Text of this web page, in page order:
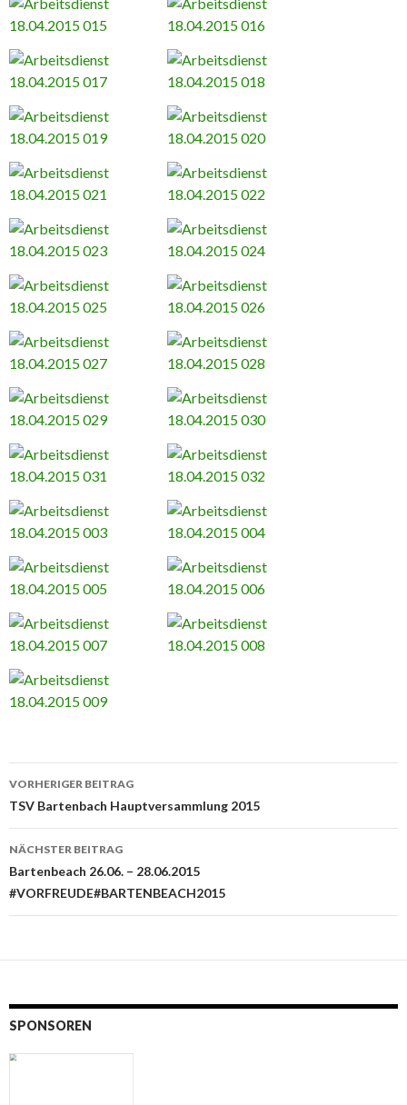
Beitrags-
Navigation
VORHERIGER BEITRAG
TSV Bartenbach Hauptversammlung 2015
NÄCHSTER BEITRAG
Bartenbeach 26.06. – 28.06.2015
#VORFREUDE#BARTENBEACH2015
SPONSOREN